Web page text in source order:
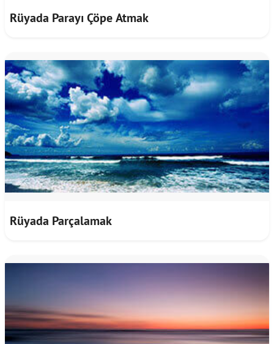
Rüyada Parayı Çöpe Atmak
Rüyada Parçalamak